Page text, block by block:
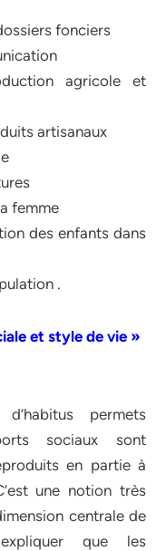
fonciers
agricole et
artisanaux
femme
des enfants dans
.
et style de vie »
permets
sociaux sont
en partie à
une notion très
centrale de
que les